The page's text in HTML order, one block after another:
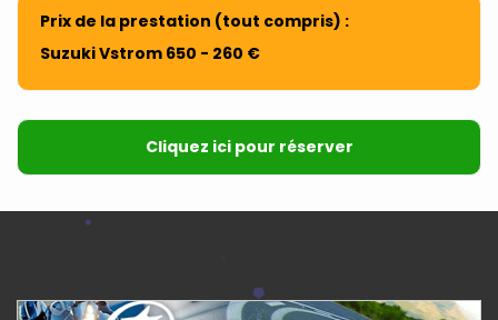
Prix de la prestation (tout compris) :
Suzuki Vstrom 650 - 260 €
Cliquez ici pour réserver